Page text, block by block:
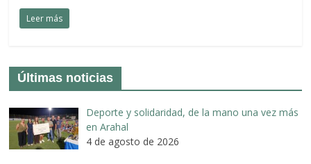
Leer más
Últimas noticias
Deporte y solidaridad, de la mano una vez más
en Arahal
4 de agosto de 2026